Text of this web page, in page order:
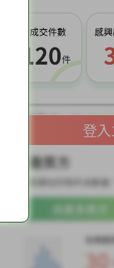
登